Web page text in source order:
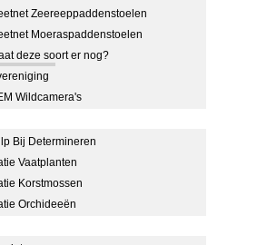
Zeereeppaddenstoelen
Moeraspaddenstoelen
deze soort er nog?
Wildcamera's
Bij Determineren
Vaatplanten
Korstmossen
Orchideeën